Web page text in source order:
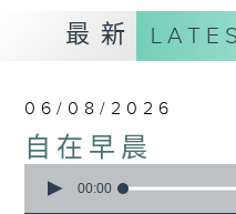
最新
06/08/2026
自在早晨
seconds
00:00